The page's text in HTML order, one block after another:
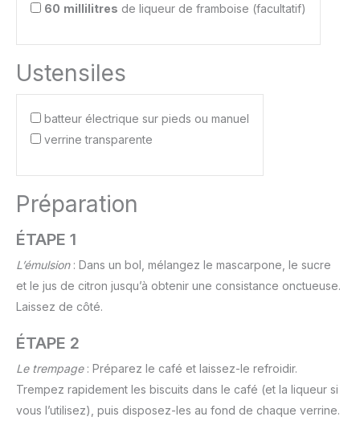
60 millilitres de liqueur de framboise (facultatif)
Ustensiles
batteur électrique sur pieds ou manuel
verrine transparente
Préparation
ÉTAPE 1
L’émulsion: Dans un bol, mélangez le mascarpone, le sucre
et le jus de citron jusqu’à obtenir une consistance onctueuse.
Laissez de côté.
ÉTAPE 2
Le trempage: Préparez le café et laissez-le refroidir.
Trempez rapidement les biscuits dans le café (et la liqueur si
vous l’utilisez), puis disposez-les au fond de chaque verrine.